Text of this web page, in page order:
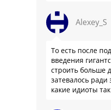
Alexey_S
То есть после
введения
строить больше
затевалось ради
какие идиоты